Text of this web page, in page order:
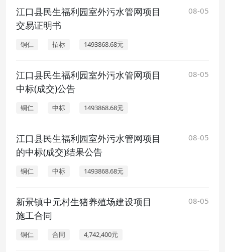
江口县民生福利园室外污水管网项目
交易证明书
08-05
铜仁 招标 1493868.68元
江口县民生福利园室外污水管网项目
中标(成交)公告
08-05
铜仁 中标 1493868.68元
江口县民生福利园室外污水管网项目
的中标(成交)结果公告
08-05
铜仁 中标 1493868.68元
新景镇中元村生猪养殖场建设项目
施工合同
08-05
铜仁 合同 4,742,400元